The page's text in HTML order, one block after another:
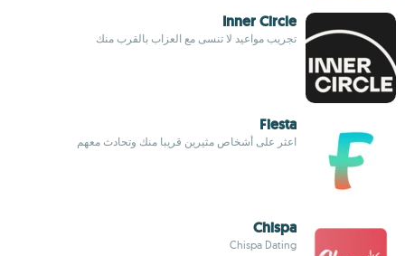
Inner Circle
تجريب مواعيد لا تنسى مع العزاب بالقرب منك
Fiesta
اعثر على أشخاص مثيرين قريبا منك وتحادث معهم
Chispa
Chispa Dating